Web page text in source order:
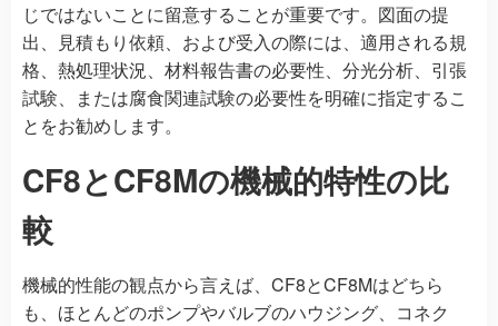
じではないことに留意することが重要です。図面の提
出、見積もり依頼、および受入の際には、適用される規
格、熱処理状況、材料報告書の必要性、分光分析、引張
試験、または腐食関連試験の必要性を明確に指定するこ
とをお勧めします。
CF8とCF8Mの機械的特性の比
較
機械的性能の観点から言えば、CF8とCF8Mはどちら
も、ほとんどのポンプやバルブのハウジング、コネク